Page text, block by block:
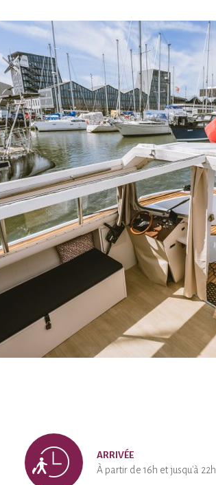
ARRIVÉE
À partir de 16h et jusqu'à 22h